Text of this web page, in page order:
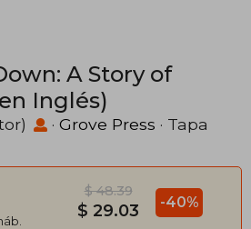
A Story of
Inglés)
· Grove Press · Tapa
$ 48.39
$ 29.03 -40%